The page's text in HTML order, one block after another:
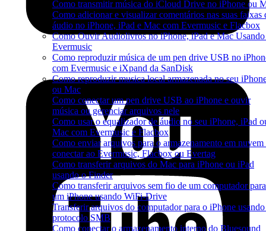
Como transmitir música do iCloud Drive no iPhone ou
Como adicionar e visualizar comentários nas suas faixas
áudio no iPhone, iPad e Mac com Evermusic e Flacbox
Como Ouvir Audiolivros no iPhone, iPad e Mac
Evermusic
Como reproduzir música de um pen drive USB no
com Evermusic e iXpand da SanDisk
Como reproduzir musica local armazenada no seu
ou Mac
Como conectar um pen drive USB ao iPhone e ouvir
música ou gerenciar arquivos nele
Como usar o equalizador de áudio no seu iPhone, iPad
Mac com Evermusic e Flacbox
Como enviar arquivos para o armazenamento em nuvem
conectar ao Evermusic, Flacbox ou Evertag
Como transferir arquivos do Mac para iPhone ou iPad
usando o Finder
Como transferir arquivos sem fio de um computador para
um iPhone usando WiFi-Drive
Transferir arquivos do computador para o iPhone
protocolo SMB
Como conectar o armazenamento interno do Bluesound